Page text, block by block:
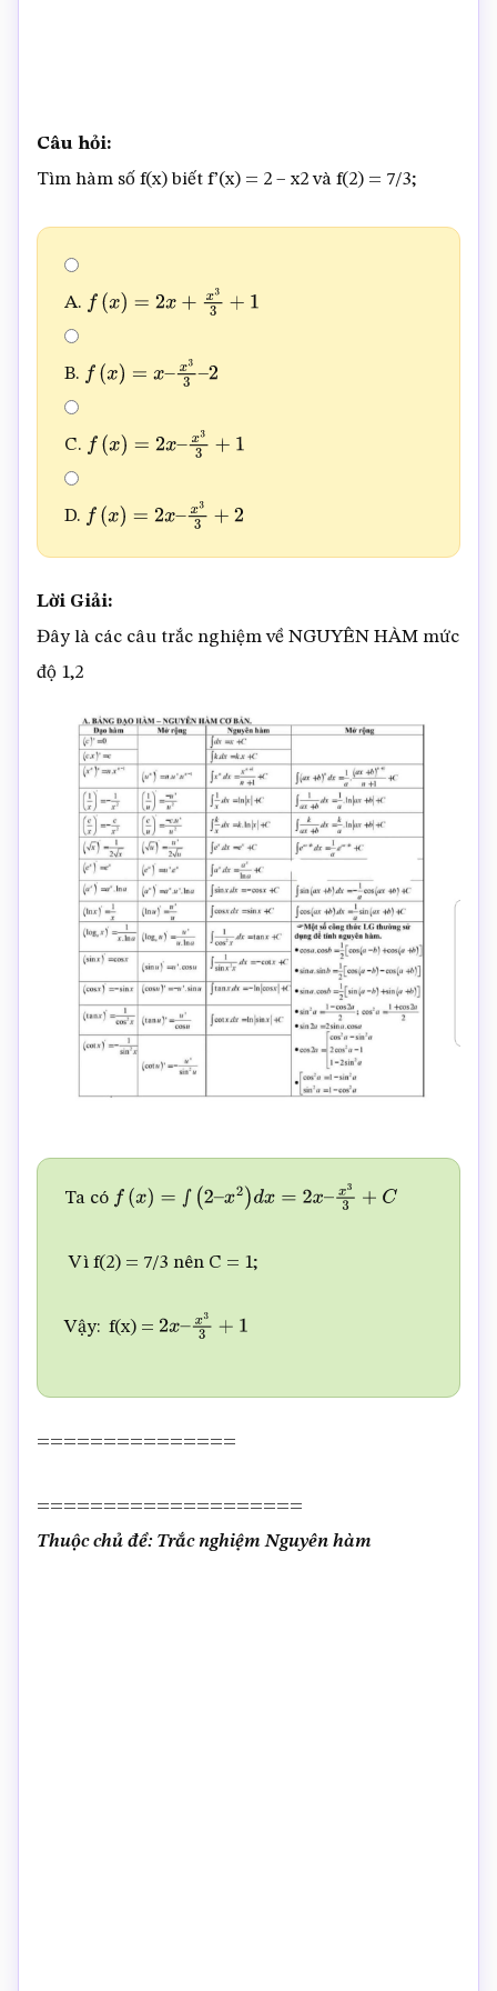
Câu hỏi:
Tìm hàm số f(x) biết f’(x) = 2 – x2 và f(2) = 7/3;
A. f( x)= 2x+x3 +
B. f( x)= x–x 33 2
C. f( x)= 2x– x33 1
D. f( x)= 2x– x33 2
Lời Giải:
Đây là các câu trắc nghiệm về NGUYÊN HÀM mức
độ 1,2
Ta có f( x)= (2 –x 2)d x= 2x–x 33 +C
Vì f(2) = 7/3 nên C = 1;
Vậy: f(x) = 2x– 33 +
===============
====================
Thuộc chủ đề: Trắc nghiệm Nguyên hàm